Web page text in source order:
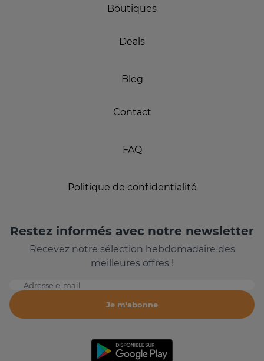
Boutiques
Deals
Blog
Contact
FAQ
Politique de confidentialité
Restez informés avec notre newsletter
Recevez notre sélection hebdomadaire des
meilleures offres !
Adresse e-mail
Je m'abonne